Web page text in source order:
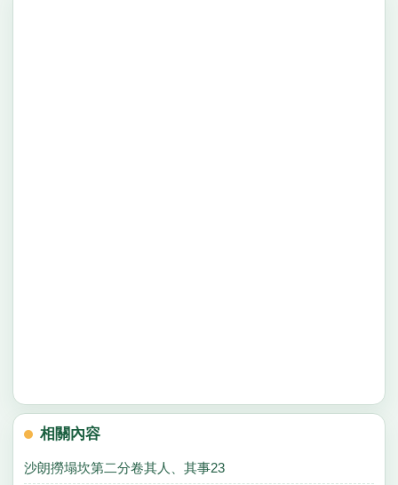
相關內容
沙朗撈塌坎第二分卷其人、其事23